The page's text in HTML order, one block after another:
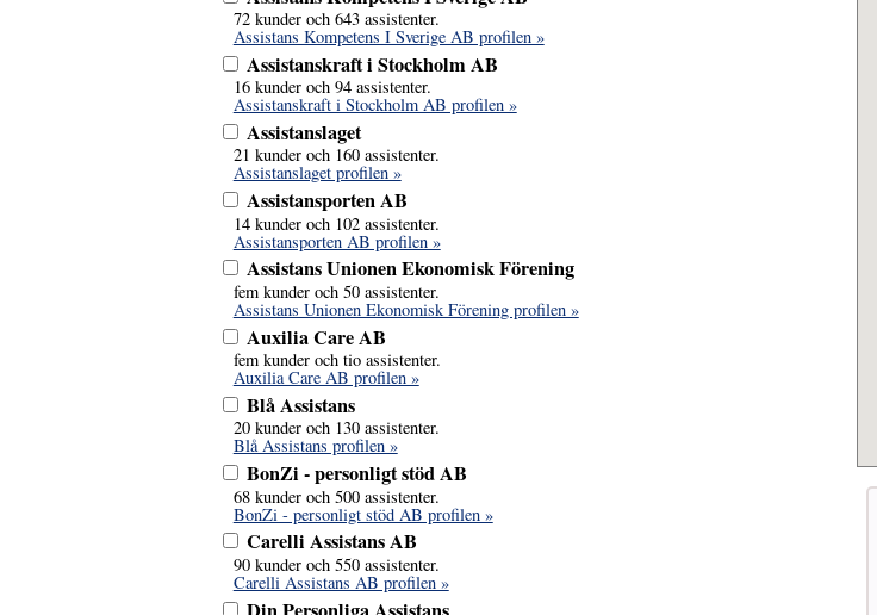
72 kunder och 643 assistenter.
Assistans Kompetens I Sverige AB profilen »
Assistanskraft i Stockholm AB
16 kunder och 94 assistenter.
Assistanskraft i Stockholm AB profilen »
Assistanslaget
21 kunder och 160 assistenter.
Assistanslaget profilen »
Assistansporten AB
14 kunder och 102 assistenter.
Assistansporten AB profilen »
Assistans Unionen Ekonomisk Förening
fem kunder och 50 assistenter.
Assistans Unionen Ekonomisk Förening profilen »
Auxilia Care AB
fem kunder och tio assistenter.
Auxilia Care AB profilen »
Blå Assistans
20 kunder och 130 assistenter.
Blå Assistans profilen »
BonZi - personligt stöd AB
68 kunder och 500 assistenter.
BonZi - personligt stöd AB profilen »
Carelli Assistans AB
90 kunder och 550 assistenter.
Carelli Assistans AB profilen »